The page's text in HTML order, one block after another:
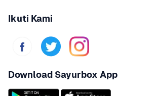
Ikuti Kami
Download Sayurbox App